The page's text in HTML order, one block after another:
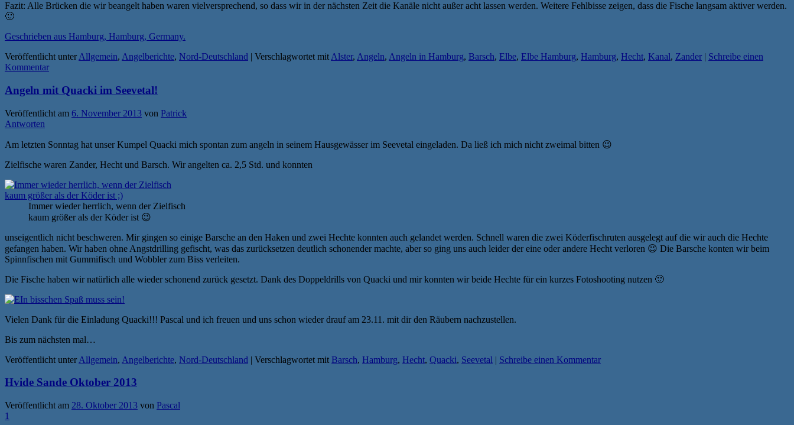
Fazit: Alle Brücken die wir beangelt haben waren vielversprechend, so dass wir in der nächsten Zeit die Kanäle nicht außer acht lassen werden. Weitere Fehlbisse zeigen, dass die Fische langsam aktiver werden.
🙂
Geschrieben aus Hamburg, Hamburg, Germany.
Veröffentlicht unter Allgemein, Angelberichte, Nord-Deutschland | Verschlagwortet mit Alster, Angeln, Angeln in Hamburg, Barsch, Elbe, Elbe Hamburg, Hamburg, Hecht, Kanal, Zander | Schreibe einen
Kommentar
Angeln mit Quacki im Seevetal!
Veröffentlicht am 6. November 2013 von Patrick
Antworten
Am letzten Sonntag hat unser Kumpel Quacki mich spontan zum angeln in seinem Hausgewässer im Seevetal eingeladen. Da ließ ich mich nicht zweimal bitten 😉
Zielfische waren Zander, Hecht und Barsch. Wir angelten ca. 2,5 Std. und konnten
Immer wieder herrlich, wenn der Zielfisch
kaum größer als der Köder ist 😉
unseigentlich nicht beschweren. Mir gingen so einige Barsche an den Haken und zwei Hechte konnten auch gelandet werden. Schnell waren die zwei Köderfischruten ausgelegt auf die wir auch die Hechte
gefangen haben. Wir haben ohne Angstdrilling gefischt, was das zurücksetzen deutlich schonender machte, aber so ging uns auch leider der eine oder andere Hecht verloren 😉 Die Barsche konten wir beim
Spinnfischen mit Gummifisch und Wobbler zum Biss verleiten.
Die Fische haben wir natürlich alle wieder schonend zurück gesetzt. Dank des Doppeldrills von Quacki und mir konnten wir beide Hechte für ein kurzes Fotoshooting nutzen 🙂
Vielen Dank für die Einladung Quacki!!! Pascal und ich freuen und uns schon wieder drauf am 23.11. mit dir den Räubern nachzustellen.
Bis zum nächsten mal…
Veröffentlicht unter Allgemein, Angelberichte, Nord-Deutschland | Verschlagwortet mit Barsch, Hamburg, Hecht, Quacki, Seevetal | Schreibe einen Kommentar
Hvide Sande Oktober 2013
Veröffentlicht am 28. Oktober 2013 von Pascal
1